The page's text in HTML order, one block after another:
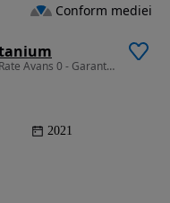
999 cm3 • 125 CP • Ecosport - Posibilitate Rate Avans 0 - Garantie 12 Luni - IMPECABILA
2021
Conform mediei